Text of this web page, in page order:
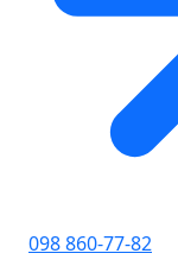
098 860-77-82